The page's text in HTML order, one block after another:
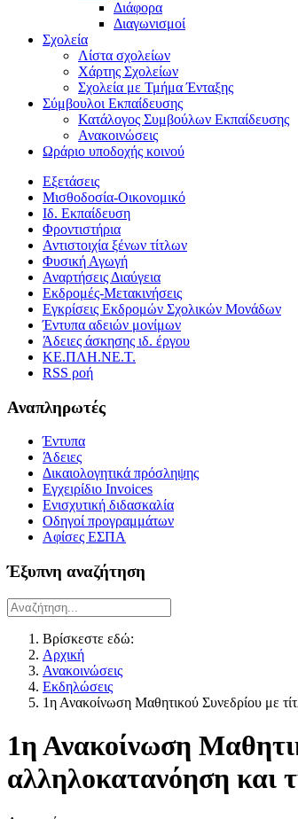
Διάφορα
Διαγωνισμοί
Σχολεία
Λίστα σχολείων
Χάρτης Σχολείων
Σχολεία με Τμήμα Ένταξης
Σύμβουλοι Εκπαίδευσης
Κατάλογος Συμβούλων Εκπαίδευσης
Ανακοινώσεις
Ωράριο υποδοχής κοινού
Εξετάσεις
Μισθοδοσία-Οικονομικό
Ιδ. Εκπαίδευση
Φροντιστήρια
Αντιστοιχία ξένων τίτλων
Φυσική Αγωγή
Αναρτήσεις Διαύγεια
Εκδρομές-Μετακινήσεις
Εγκρίσεις Εκδρομών Σχολικών Μονάδων
Έντυπα αδειών μονίμων
Άδειες άσκησης ιδ. έργου
ΚΕ.ΠΛΗ.ΝΕ.Τ.
RSS ροή
Αναπληρωτές
Έντυπα
Άδειες
Δικαιολογητικά πρόσληψης
Εγχειρίδιο Invoices
Ενισχυτική διδασκαλία
Οδηγοί προγραμμάτων
Αφίσες ΕΣΠΑ
Έξυπνη αναζήτηση
Βρίσκεστε εδώ:
Αρχική
Ανακοινώσεις
Εκδηλώσεις
1η Ανακοίνωση Μαθητικού Συνεδρίου με
1η Ανακοίνωση
αλληλοκατανόηση και